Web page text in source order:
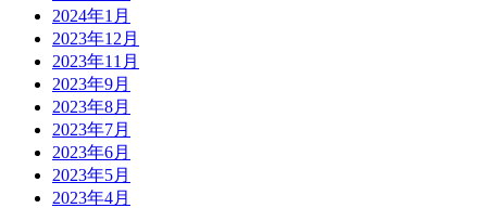
2024年1月
2023年12月
2023年11月
2023年9月
2023年8月
2023年7月
2023年6月
2023年5月
2023年4月